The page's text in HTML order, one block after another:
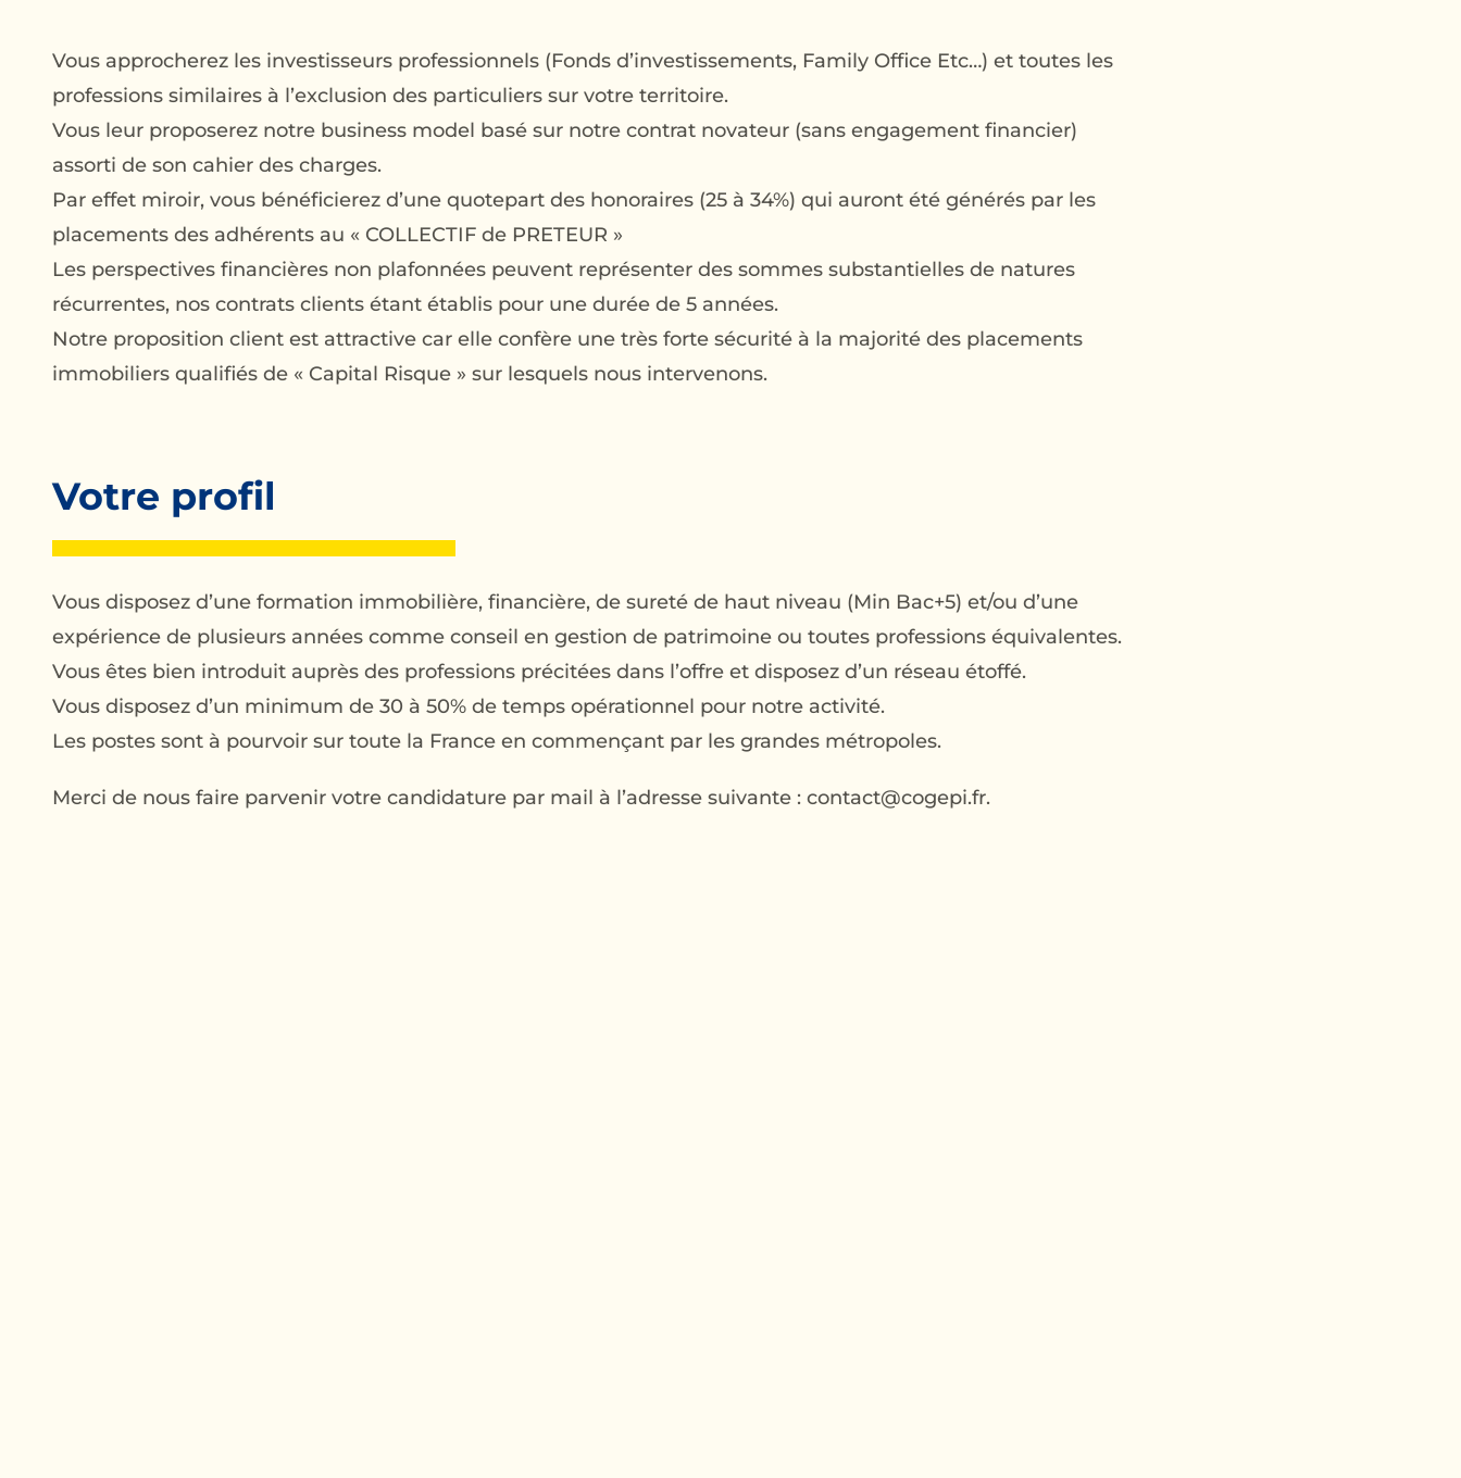
Vous approcherez les investisseurs professionnels (Fonds d’investissements, Family Office Etc…) et toutes les
professions similaires à l’exclusion des particuliers sur votre territoire.
Vous leur proposerez notre business model basé sur notre contrat novateur (sans engagement financier)
assorti de son cahier des charges.
Par effet miroir, vous bénéficierez d’une quotepart des honoraires (25 à 34%) qui auront été générés par les
placements des adhérents au « COLLECTIF de PRETEUR »
Les perspectives financières non plafonnées peuvent représenter des sommes substantielles de natures
récurrentes, nos contrats clients étant établis pour une durée de 5 années.
Notre proposition client est attractive car elle confère une très forte sécurité à la majorité des placements
immobiliers qualifiés de « Capital Risque » sur lesquels nous intervenons.
Votre profil
Vous disposez d’une formation immobilière, financière, de sureté de haut niveau (Min Bac+5) et/ou d’une
expérience de plusieurs années comme conseil en gestion de patrimoine ou toutes professions équivalentes.
Vous êtes bien introduit auprès des professions précitées dans l’offre et disposez d’un réseau étoffé.
Vous disposez d’un minimum de 30 à 50% de temps opérationnel pour notre activité.
Les postes sont à pourvoir sur toute la France en commençant par les grandes métropoles.
Merci de nous faire parvenir votre candidature par mail à l’adresse suivante : contact@cogepi.fr.